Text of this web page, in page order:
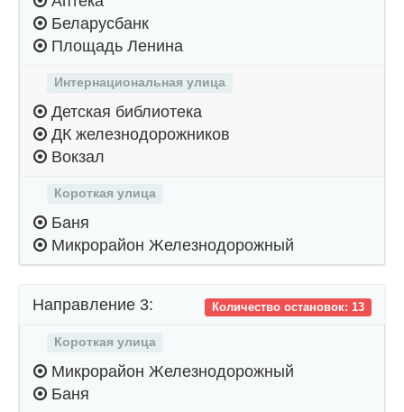
Беларусбанк
Площадь Ленина
Интернациональная улица
Детская библиотека
ДК железнодорожников
Вокзал
Короткая улица
Баня
Микрорайон Железнодорожный
Количество остановок: 13
Направление 3:
Короткая улица
Микрорайон Железнодорожный
Баня